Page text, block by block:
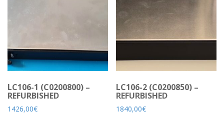
LC106-1 (C0200800) –
REFURBISHED
1426,00€
LC106-2 (C0200850) –
REFURBISHED
1840,00€